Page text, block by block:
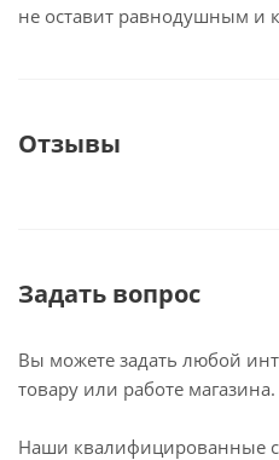
не оставит равнодушным и
Отзывы
Задать вопрос
Вы можете задать любой
товару или работе магазина.
Наши квалифицированные